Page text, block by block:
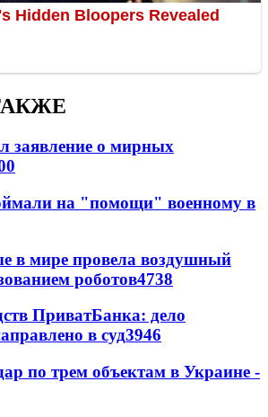
заявление о мирных
на "помощи" военному в
в мире провела воздушный
роботов4738
ПриватБанка: дело
в суд3946
по трем объектам в Украине -